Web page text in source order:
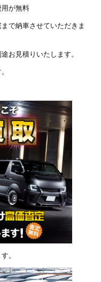
が無料
で納車させていただきま
お見積りいたします。
。